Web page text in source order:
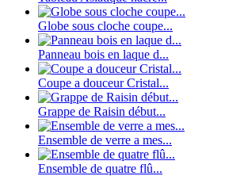
Globe sous cloche coupe...
Panneau bois en laque d...
Coupe a douceur Cristal...
Grappe de Raisin début...
Ensemble de verre a mes...
Ensemble de quatre flû...